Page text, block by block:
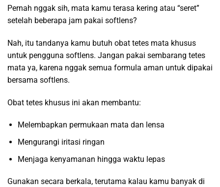
Pernah nggak sih, mata kamu terasa kering atau “seret”
setelah beberapa jam pakai softlens?
Nah, itu tandanya kamu butuh obat tetes mata khusus
untuk pengguna softlens. Jangan pakai sembarang tetes
mata ya, karena nggak semua formula aman untuk dipakai
bersama softlens.
Obat tetes khusus ini akan membantu:
Melembapkan permukaan mata dan lensa
Mengurangi iritasi ringan
Menjaga kenyamanan hingga waktu lepas
Gunakan secara berkala, terutama kalau kamu banyak di